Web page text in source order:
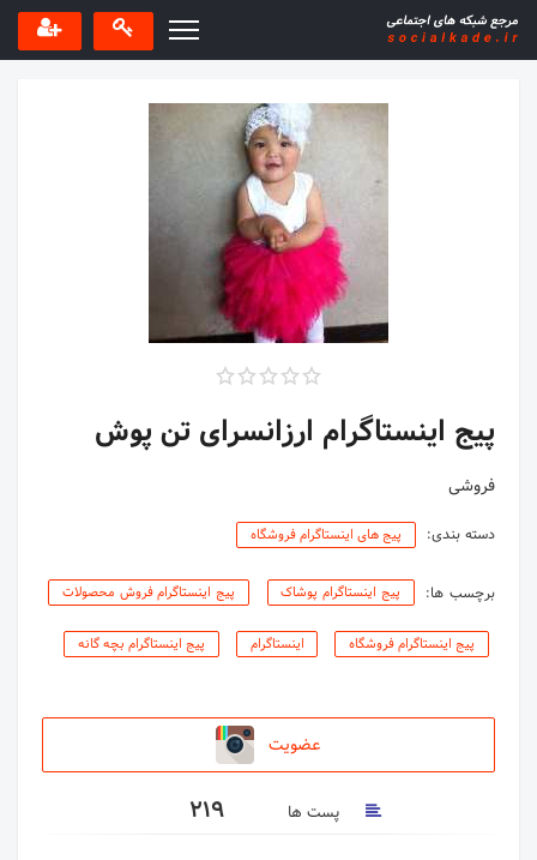
پیج اینستاگرام ارزانسرای تن پوش
فروشی
دسته بندی: پیج های اینستاگرام فروشگاه
برچسب ها: پیج اینستاگرام پوشاک پیج اینستاگرام فروش محصولات
پیج اینستاگرام فروشگاه اینستاگرام پیج اینستاگرام بچه گانه
عضویت
پست ها 219